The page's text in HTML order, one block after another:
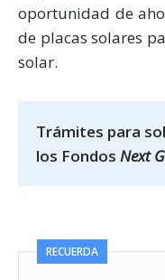
oportunidad de
de placas solares
solar.
Trámites para
los Fondos Next
RECUERDA